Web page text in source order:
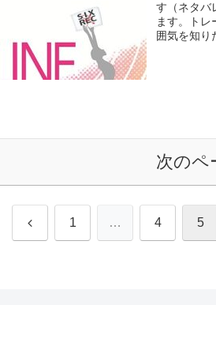
す（ネタバ
ます。ト
囲気を知り
次のペ
前 1 … 4 5